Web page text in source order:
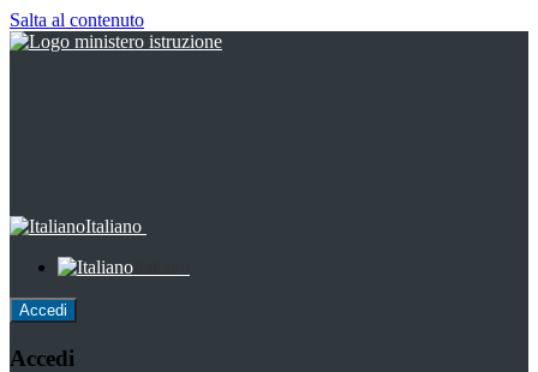
Salta al contenuto
Italiano
Accedi
Accedi